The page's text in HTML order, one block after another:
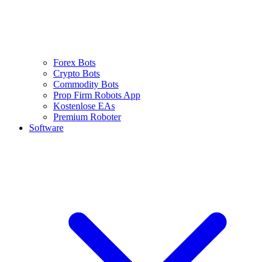
Forex Bots
Crypto Bots
Commodity Bots
Prop Firm Robots App
Kostenlose EAs
Premium Roboter
Software